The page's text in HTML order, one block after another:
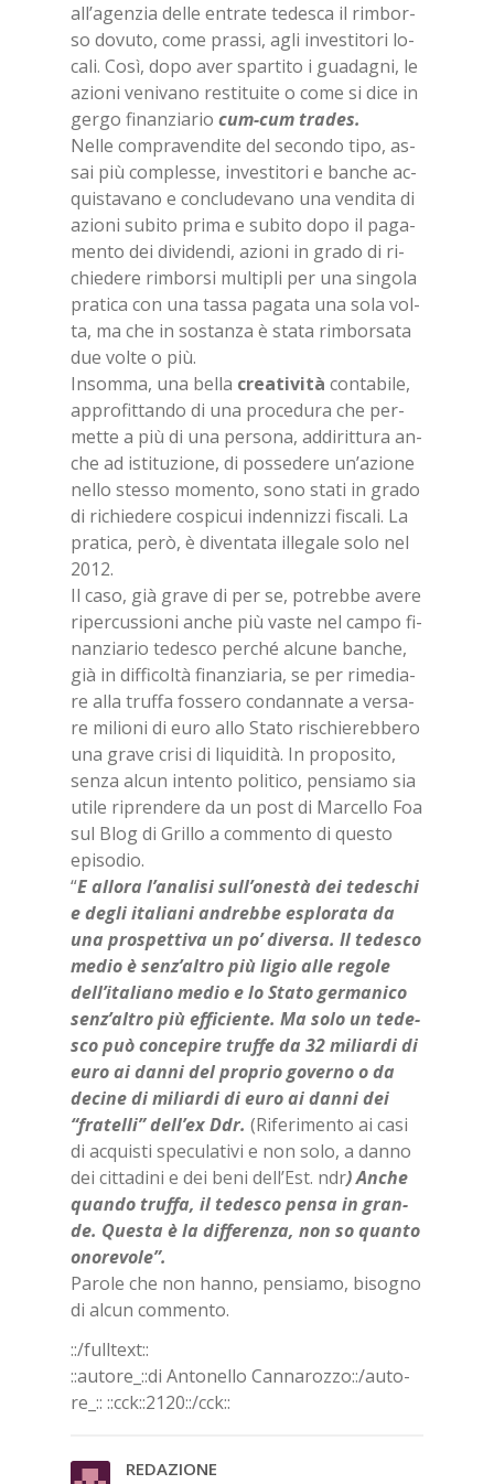
al­l’a­gen­zia del­le en­tra­te te­de­sca il rim­bor­
so do­vu­to, come pras­si, agli in­ve­sti­to­ri lo­
ca­li. Così, dopo aver spar­ti­to i gua­da­gni, le
azio­ni ve­ni­va­no re­sti­tui­te o come si dice in
ger­go fi­nan­zia­rio cum-cum tra­des.
Nel­le com­pra­ven­di­te del se­con­do tipo, as­
sai più com­ples­se, in­ve­sti­to­ri e ban­che ac­
qui­sta­va­no e con­clu­de­va­no una ven­di­ta di
azio­ni su­bi­to pri­ma e su­bi­to dopo il pa­ga­
men­to dei di­vi­den­di, azio­ni in gra­do di ri­
chie­de­re rim­bor­si mul­ti­pli per una sin­go­la
pra­ti­ca con una tas­sa pa­ga­ta una sola vol­
ta, ma che in so­stan­za è sta­ta rim­bor­sa­ta
due vol­te o più.
In­som­ma, una bel­la crea­ti­vi­tà con­ta­bi­le,
ap­pro­fit­tan­do di una pro­ce­du­ra che per­
met­te a più di una per­so­na, ad­di­rit­tu­ra an­
che ad isti­tu­zio­ne, di pos­se­de­re un’a­zio­ne
nel­lo stes­so mo­men­to, sono sta­ti in gra­do
di ri­chie­de­re co­spi­cui in­den­niz­zi fi­sca­li. La
pra­ti­ca, però, è di­ven­ta­ta il­le­ga­le solo nel
2012.
Il caso, già gra­ve di per se, po­treb­be ave­re
ri­per­cus­sio­ni an­che più va­ste nel cam­po fi­
nan­zia­rio te­de­sco per­ché al­cu­ne ban­che,
già in dif­fi­col­tà fi­nan­zia­ria, se per ri­me­dia­
re alla truf­fa fos­se­ro con­dan­na­te a ver­sa­
re mi­lio­ni di euro allo Sta­to ri­schie­reb­be­ro
una gra­ve cri­si di li­qui­di­tà. In pro­po­si­to,
sen­za al­cun in­ten­to po­li­ti­co, pen­sia­mo sia
uti­le ri­pren­de­re da un post di Mar­cel­lo Foa
sul Blog di Gril­lo a com­men­to di que­sto
epi­so­dio.
“E al­lo­ra l’a­na­li­si sul­l’o­ne­stà dei te­de­schi
e de­gli ita­lia­ni an­dreb­be esplo­ra­ta da
una pro­spet­ti­va un po’ di­ver­sa. Il te­de­sco
me­dio è sen­z’al­tro più li­gio alle re­go­le
del­l’i­ta­lia­no me­dio e lo Sta­to ger­ma­ni­co
sen­z’al­tro più ef­fi­cien­te. Ma solo un te­de­
sco può con­ce­pi­re truf­fe da 32 mi­liar­di di
euro ai dan­ni del pro­prio go­ver­no o da
de­ci­ne di mi­liar­di di euro ai dan­ni dei
“fra­tel­li” del­l’ex Ddr. (Ri­fe­ri­men­to ai casi
di ac­qui­sti spe­cu­la­ti­vi e non solo, a dan­no
dei cit­ta­di­ni e dei beni del­l’E­st. ndr) An­che
quan­do truf­fa, il te­de­sco pen­sa in gran­
de. Que­sta è la dif­fe­ren­za, non so quan­to
ono­re­vo­le”.
Pa­ro­le che non han­no, pen­sia­mo, bi­so­gno
di al­cun com­men­to.
::/full­text::
::au­to­re_::di An­to­nel­lo Can­na­roz­zo::/​au­to­
re_:: ::cck::2120::/​cck::
RE­DA­ZIO­NE